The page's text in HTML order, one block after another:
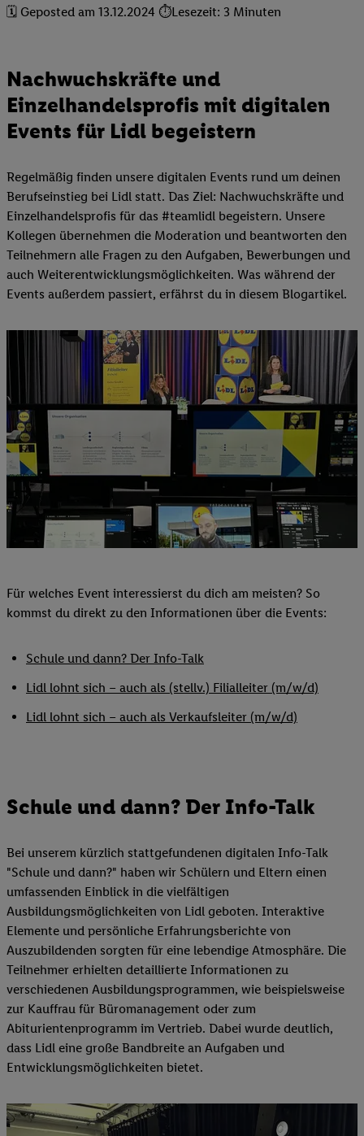
🗓 Geposted am 13.12.2024 ⏱️Lesezeit: 3 Minuten
Nachwuchskräfte und
Einzelhandelsprofis mit digitalen
Events für Lidl begeistern
Regelmäßig finden unsere digitalen Events rund um deinen
Berufseinstieg bei Lidl statt. Das Ziel: Nachwuchskräfte und
Einzelhandelsprofis für das #teamlidl begeistern. Unsere
Kollegen übernehmen die Moderation und beantworten den
Teilnehmern alle Fragen zu den Aufgaben, Bewerbungen und
auch Weiterentwicklungsmöglichkeiten. Was während der
Events außerdem passiert, erfährst du in diesem Blogartikel.
Für welches Event interessierst du dich am meisten? So
kommst du direkt zu den Informationen über die Events:
Schule und dann? Der Info-Talk
Lidl lohnt sich – auch als (stellv.) Filialleiter (m/w/d)
Lidl lohnt sich – auch als Verkaufsleiter (m/w/d)
Schule und dann? Der Info-Talk
Bei unserem kürzlich stattgefundenen digitalen Info-Talk
"Schule und dann?" haben wir Schülern und Eltern einen
umfassenden Einblick in die vielfältigen
Ausbildungsmöglichkeiten von Lidl geboten. Interaktive
Elemente und persönliche Erfahrungsberichte von
Auszubildenden sorgten für eine lebendige Atmosphäre. Die
Teilnehmer erhielten detaillierte Informationen zu
verschiedenen Ausbildungsprogrammen, wie beispielsweise
zur Kauffrau für Büromanagement oder zum
Abiturientenprogramm im Vertrieb. Dabei wurde deutlich,
dass Lidl eine große Bandbreite an Aufgaben und
Entwicklungsmöglichkeiten bietet.